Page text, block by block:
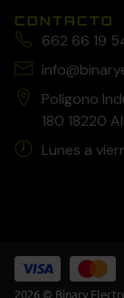
CONTACTO
662 66 19
Polígono
180 18220
Lunes a
2026 © Binary